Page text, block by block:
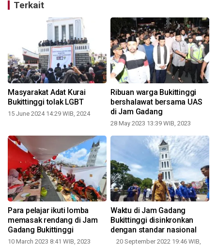
Terkait
Masyarakat Adat Kurai
Bukittinggi tolak LGBT
15 June 2024 14:29 WIB, 2024
Ribuan warga Bukittinggi
bershalawat bersama UAS
di Jam Gadang
28 May 2023 13:39 WIB, 2023
Para pelajar ikuti lomba
memasak rendang di Jam
Gadang Bukittinggi
10 March 2023 8:41 WIB, 2023
Waktu di Jam Gadang
Bukittinggi disinkronkan
dengan standar nasional
20 September 2022 19:46 WIB,